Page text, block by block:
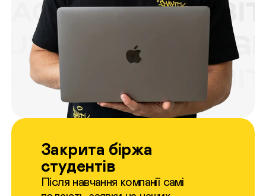
Закрита біржа
студентів
Після навчання компанії самі